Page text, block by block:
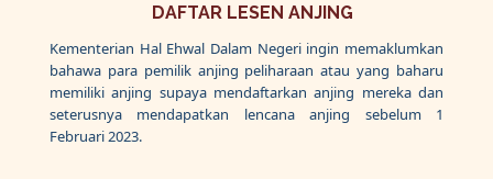
DAFTAR LESEN ANJING
Kementerian Hal Ehwal Dalam Negeri ingin memaklumkan
bahawa para pemilik anjing peliharaan atau yang baharu
memiliki anjing supaya mendaftarkan anjing mereka dan
seterusnya mendapatkan lencana anjing sebelum 1
Februari 2023.